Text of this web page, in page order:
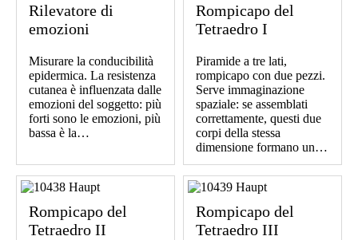
Rilevatore di
emozioni
Misurare la conducibilità
epidermica. La resistenza
cutanea è influenzata dalle
emozioni del soggetto: più
forti sono le emozioni, più
bassa è la…
Rompicapo del
Tetraedro I
Piramide a tre lati,
rompicapo con due pezzi.
Serve immaginazione
spaziale: se assemblati
correttamente, questi due
corpi della stessa
dimensione formano un…
Rompicapo del
Tetraedro II
Rompicapo del
Tetraedro III